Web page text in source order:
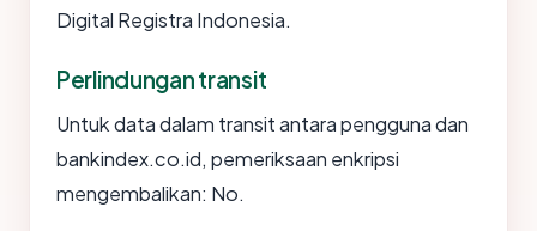
Digital Registra Indonesia.
Perlindungan transit
Untuk data dalam transit antara pengguna dan
bankindex.co.id, pemeriksaan enkripsi
mengembalikan: No.